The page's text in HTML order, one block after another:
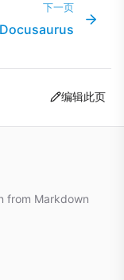
下一页
Docusaurus
编辑此页
from Markdown